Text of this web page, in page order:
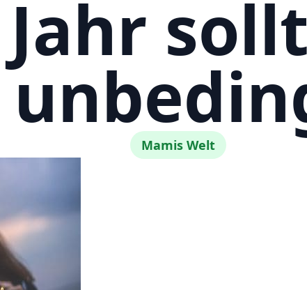
Mamis Welt